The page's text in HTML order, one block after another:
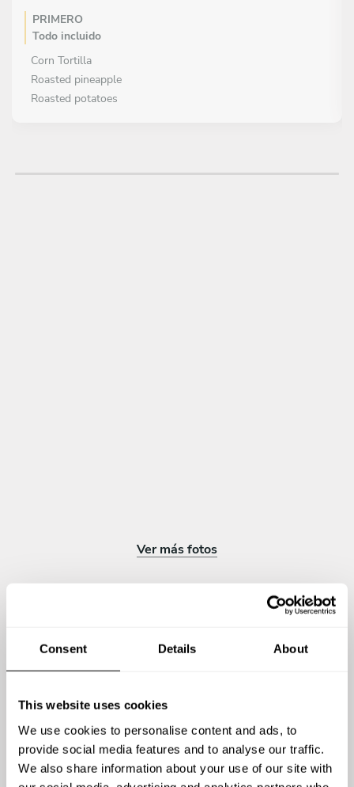
Consent Details About
This website uses cookies
We use cookies to personalise content and ads, to
provide social media features and to analyse our traffic.
We also share information about your use of our site with
PRIMERO
Todo incluido
Corn Tortilla
Roasted pineapple
Roasted potatoes
Todo incluido
Ver más fotos
Opiniones sobre Roy
5 •